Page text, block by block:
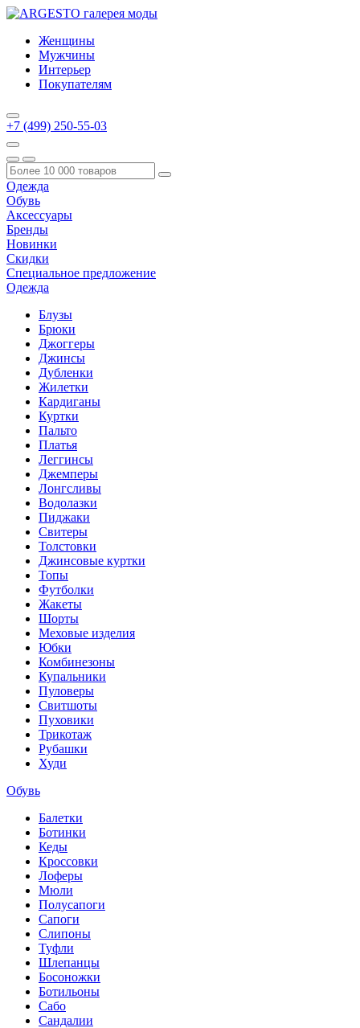
Женщины
Мужчины
Интерьер
Покупателям
+7 (499) 250-55-03
Одежда
Обувь
Аксессуары
Бренды
Новинки
Скидки
Специальное предложение
Одежда
Блузы
Брюки
Джоггеры
Джинсы
Дубленки
Жилетки
Кардиганы
Куртки
Пальто
Платья
Леггинсы
Джемперы
Лонгсливы
Водолазки
Пиджаки
Свитеры
Толстовки
Джинсовые куртки
Топы
Футболки
Жакеты
Шорты
Меховые изделия
Юбки
Комбинезоны
Купальники
Пуловеры
Свитшоты
Пуховики
Трикотаж
Рубашки
Худи
Обувь
Балетки
Ботинки
Кеды
Кроссовки
Лоферы
Мюли
Полусапоги
Сапоги
Слипоны
Туфли
Шлепанцы
Босоножки
Ботильоны
Сабо
Сандалии